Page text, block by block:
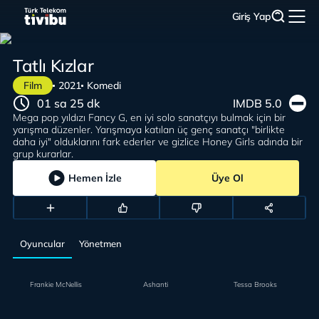
Giriş Yap
Film 2021 Komedi
Tatlı Kızlar
Mega pop yıldızı Fancy G, en iyi solo sanatçıyı bulmak için bir
yarışma düzenler. Yarışmaya katılan üç genç sanatçı "birlikte
daha iyi" olduklarını fark ederler ve gizlice Honey Girls adında bir
grup kurarlar.
01 sa 25 dk IMDB 5.0
Hemen İzle Üye Ol
Oyuncular Yönetmen
Frankie McNellis Ashanti Tessa Brooks